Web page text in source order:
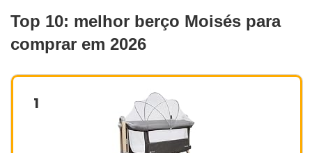
Top 10: melhor berço Moisés para
comprar em 2026
1